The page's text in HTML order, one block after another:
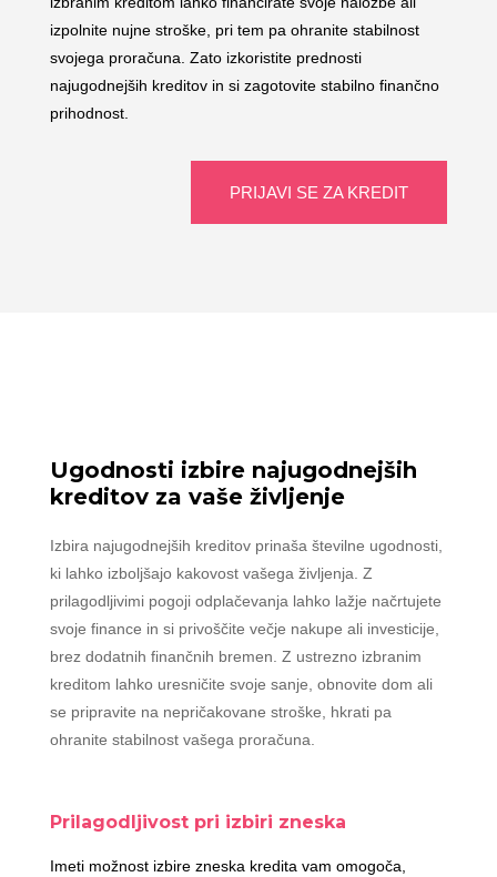
izpolnite nujne stroške, pri tem pa ohranite stabilnost
svojega proračuna. Zato izkoristite prednosti
najugodnejših kreditov in si zagotovite stabilno finančno
prihodnost.
PRIJAVI SE ZA KREDIT
Ugodnosti izbire najugodnejših
kreditov za vaše življenje
Izbira najugodnejših kreditov prinaša številne ugodnosti,
ki lahko izboljšajo kakovost vašega življenja. Z
prilagodljivimi pogoji odplačevanja lahko lažje načrtujete
svoje finance in si privoščite večje nakupe ali investicije,
brez dodatnih finančnih bremen. Z ustrezno izbranim
kreditom lahko uresničite svoje sanje, obnovite dom ali
se pripravite na nepričakovane stroške, hkrati pa
ohranite stabilnost vašega proračuna.
Prilagodljivost pri izbiri zneska
Imeti možnost izbire zneska kredita vam omogoča,